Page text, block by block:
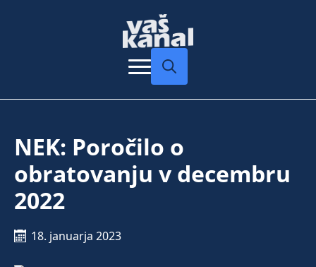
NEK: Poročilo o
obratovanju v decembru
2022
18. januarja 2023